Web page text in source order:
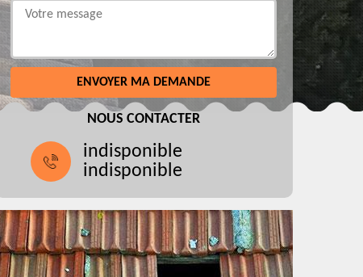
NOUS CONTACTER
indisponible
indisponible